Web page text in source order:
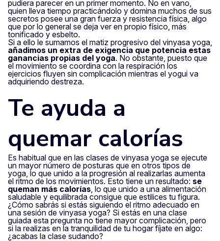
pudiera parecer en un primer momento. No en vano,
quien lleva tiempo practicándolo y domina muchos de sus
secretos posee una gran fuerza y resistencia física, algo
que por lo general se deja ver en propio físico, más
tonificado y esbelto.
Si a ello le sumamos el matiz progresivo del vinyasa yoga,
añadimos un extra de exigencia que potencia estas
ganancias propias del yoga. No obstante, puesto que
el movimiento se coordina con la respiración los
ejercicios fluyen sin complicación mientras el yogui va
adquiriendo destreza.
Te ayuda a
quemar calorías
Es habitual que en las clases de vinyasa yoga se ejecute
un mayor número de posturas que en otros tipos de
yoga, lo que unido a la progresión al realizarlas aumenta
el ritmo de los movimientos. Esto tiene un resultado: se
queman más calorías , lo que unido a una alimentación
saludable y equilibrada consigue que estilices tu figura.
¿Cómo sabrás si estás siguiendo el ritmo adecuado en
una sesión de vinyasa yoga? Si estás en una clase
guiada esta pregunta no tiene mayor complicación, pero
si la realizas en la tranquilidad de tu hogar fíjate en algo:
¿acabas la clase sudando?